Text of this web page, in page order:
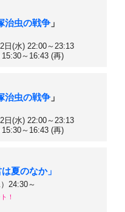
治虫の戦争 」
日(水) 22:00～23:13
～16:43 (再)
治虫の戦争 」
日(水) 22:00～23:13
～16:43 (再)
夏のなか」
24:30～
！